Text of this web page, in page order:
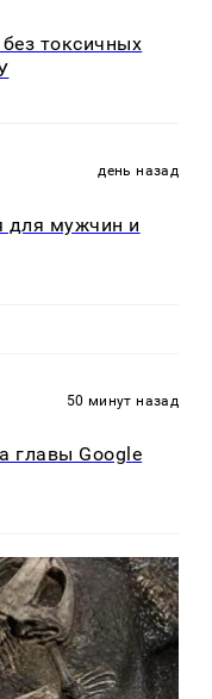
токсичных
день назад
для мужчин и
50 минут назад
главы Google